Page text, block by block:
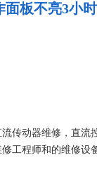
面板不亮3小
传动器维修，直
工程师和的维修